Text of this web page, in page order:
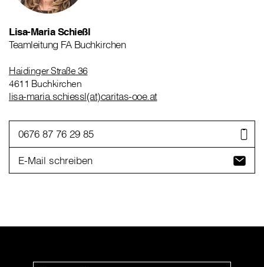
Lisa-Maria Schießl
Teamleitung FA Buchkirchen
Haidinger Straße 36
4611 Buchkirchen
lisa-maria.schiessl(at)caritas-ooe.at
0676 87 76 29 85
E-Mail schreiben